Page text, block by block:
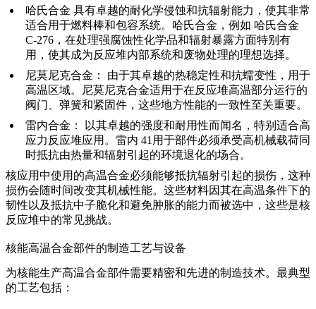
哈氏合金 具有卓越的耐化学侵蚀和抗辐射能力，使其非常
适合用于燃料棒和包容系统。哈氏合金，例如 哈氏合金
C-276， 在处理强腐蚀性化学品和辐射暴露方面特别有
用，使其成为反应堆内部系统和废物处理的理想选择。
尼莫尼克合金 ：
由于其卓越的热稳定性和抗蠕变性，用于
高温区域。尼莫尼克合金适用于在反应堆高温部分运行的
阀门
、弹簧和紧固件，这些地方性能的一致性至关重要。
雷内合金 ：
以其卓越的强度和耐用性而闻名，特别适合高
应力反应堆应用。 雷内 41 用于部件必须承受高机械载荷同
时抵抗由热量和辐射引起的环境退化的场合。
核应用中使用的高温合金必须能够抵抗辐射引起的损伤，这种
损伤会随时间改变其机械性能。这些材料因其在高温条件下的
韧性以及抵抗中子脆化和避免肿胀的能力而被选中，这些是核
反应堆中的常见挑战。
核能高温合金部件的制造工艺与设备
为核能生产高温合金部件需要精密和先进的制造技术。最典型
的工艺包括：